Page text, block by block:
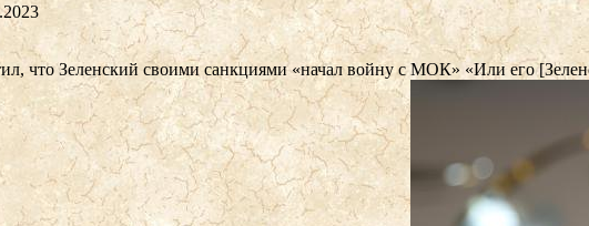
что Зеленский своими санкциями «начал войну с МОК» «Или его